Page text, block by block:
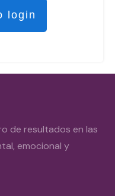
login
de resultados en las
emocional y